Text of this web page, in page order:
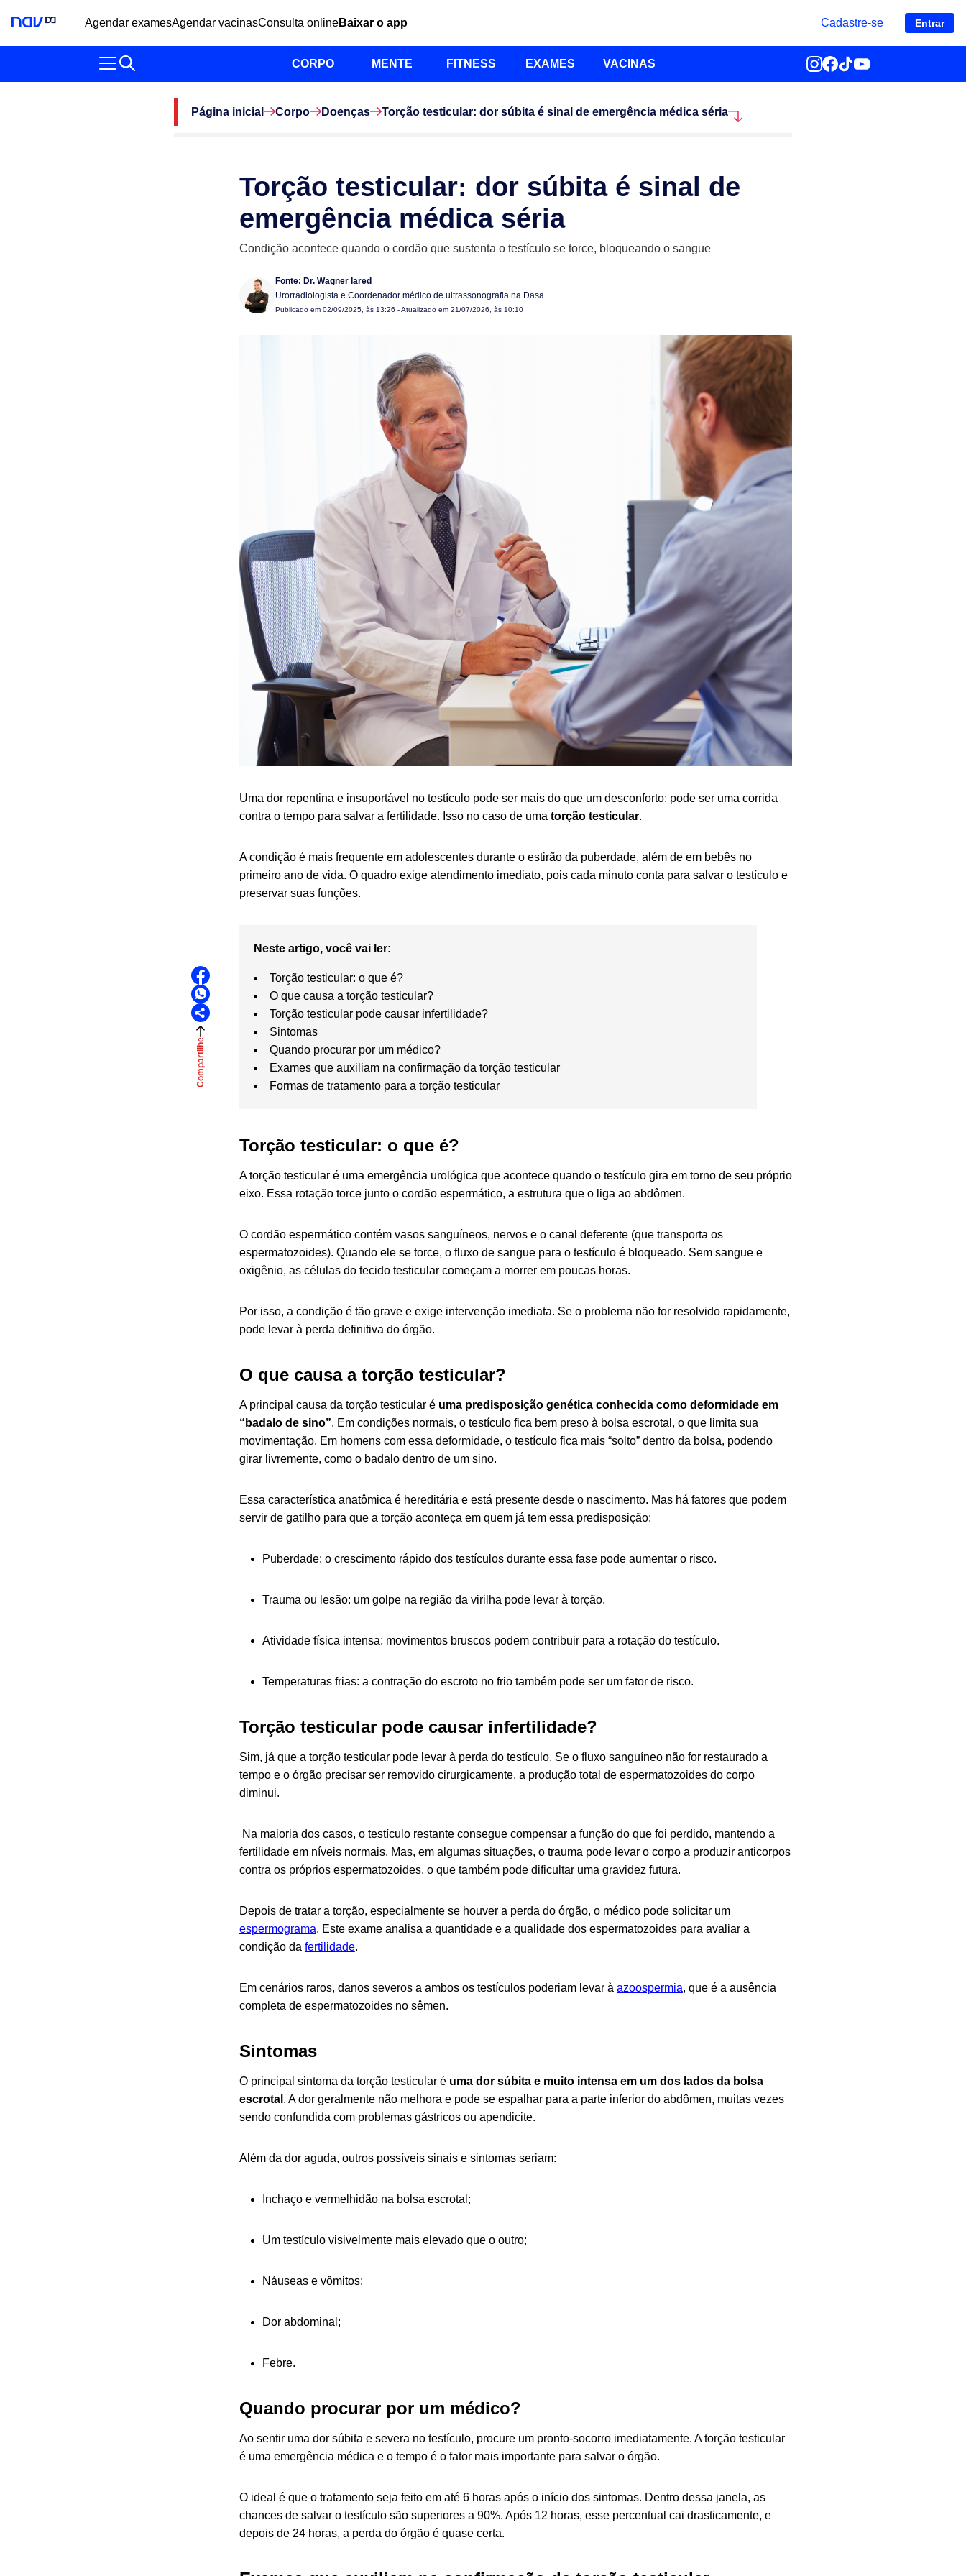
Agendar examesAgendar vacinasConsulta onlineBaixar o app Cadastre-se Entrar
CORPO MENTE FITNESS EXAMES VACINAS
Página inicial Corpo Doenças Torção testicular: dor súbita é sinal de emergência médica séria
Compartilhe
Torção testicular: dor súbita é sinal de
emergência médica séria
Condição acontece quando o cordão que sustenta o testículo se torce, bloqueando o sangue
Fonte: Dr. Wagner Iared
Urorradiologista e Coordenador médico de ultrassonografia na Dasa
Publicado em 02/09/2025, às 13:26 - Atualizado em 21/07/2026, às 10:10
Uma dor repentina e insuportável no testículo pode ser mais do que um desconforto: pode ser uma corrida
contra o tempo para salvar a fertilidade. Isso no caso de uma torção testicular.
A condição é mais frequente em adolescentes durante o estirão da puberdade, além de em bebês no
primeiro ano de vida. O quadro exige atendimento imediato, pois cada minuto conta para salvar o testículo e
preservar suas funções.
Neste artigo, você vai ler:
Torção testicular: o que é?
O que causa a torção testicular?
Torção testicular pode causar infertilidade?
Sintomas
Quando procurar por um médico?
Exames que auxiliam na confirmação da torção testicular
Formas de tratamento para a torção testicular
Torção testicular: o que é?
A torção testicular é uma emergência urológica que acontece quando o testículo gira em torno de seu próprio
eixo. Essa rotação torce junto o cordão espermático, a estrutura que o liga ao abdômen.
O cordão espermático contém vasos sanguíneos, nervos e o canal deferente (que transporta os
espermatozoides). Quando ele se torce, o fluxo de sangue para o testículo é bloqueado. Sem sangue e
oxigênio, as células do tecido testicular começam a morrer em poucas horas.
Por isso, a condição é tão grave e exige intervenção imediata. Se o problema não for resolvido rapidamente,
pode levar à perda definitiva do órgão.
O que causa a torção testicular?
A principal causa da torção testicular é uma predisposição genética conhecida como deformidade em
“badalo de sino”. Em condições normais, o testículo fica bem preso à bolsa escrotal, o que limita sua
movimentação. Em homens com essa deformidade, o testículo fica mais “solto” dentro da bolsa, podendo
girar livremente, como o badalo dentro de um sino.
Essa característica anatômica é hereditária e está presente desde o nascimento. Mas há fatores que podem
servir de gatilho para que a torção aconteça em quem já tem essa predisposição:
Puberdade: o crescimento rápido dos testículos durante essa fase pode aumentar o risco.
Trauma ou lesão: um golpe na região da virilha pode levar à torção.
Atividade física intensa: movimentos bruscos podem contribuir para a rotação do testículo.
Temperaturas frias: a contração do escroto no frio também pode ser um fator de risco.
Torção testicular pode causar infertilidade?
Sim, já que a torção testicular pode levar à perda do testículo. Se o fluxo sanguíneo não for restaurado a
tempo e o órgão precisar ser removido cirurgicamente, a produção total de espermatozoides do corpo
diminui.
Na maioria dos casos, o testículo restante consegue compensar a função do que foi perdido, mantendo a
fertilidade em níveis normais. Mas, em algumas situações, o trauma pode levar o corpo a produzir anticorpos
contra os próprios espermatozoides, o que também pode dificultar uma gravidez futura.
Depois de tratar a torção, especialmente se houver a perda do órgão, o médico pode solicitar um
espermograma. Este exame analisa a quantidade e a qualidade dos espermatozoides para avaliar a
condição da fertilidade.
Em cenários raros, danos severos a ambos os testículos poderiam levar à azoospermia, que é a ausência
completa de espermatozoides no sêmen.
Sintomas
O principal sintoma da torção testicular éuma dor súbita e muito intensa em um dos lados da bolsa
escrotal . A dor geralmente não melhora e pode se espalhar para a parte inferior do abdômen, muitas vezes
sendo confundida com problemas gástricos ou apendicite.
Além da dor aguda, outros possíveis sinais e sintomas seriam:
Inchaço e vermelhidão na bolsa escrotal;
Um testículo visivelmente mais elevado que o outro;
Náuseas e vômitos;
Dor abdominal;
Febre.
Quando procurar por um médico?
Ao sentir uma dor súbita e severa no testículo, procure um pronto-socorro imediatamente. A torção testicular
é uma emergência médica e o tempo é o fator mais importante para salvar o órgão.
O ideal é que o tratamento seja feito em até 6 horas após o início dos sintomas. Dentro dessa janela, as
chances de salvar o testículo são superiores a 90%. Após 12 horas, esse percentual cai drasticamente, e
depois de 24 horas, a perda do órgão é quase certa.